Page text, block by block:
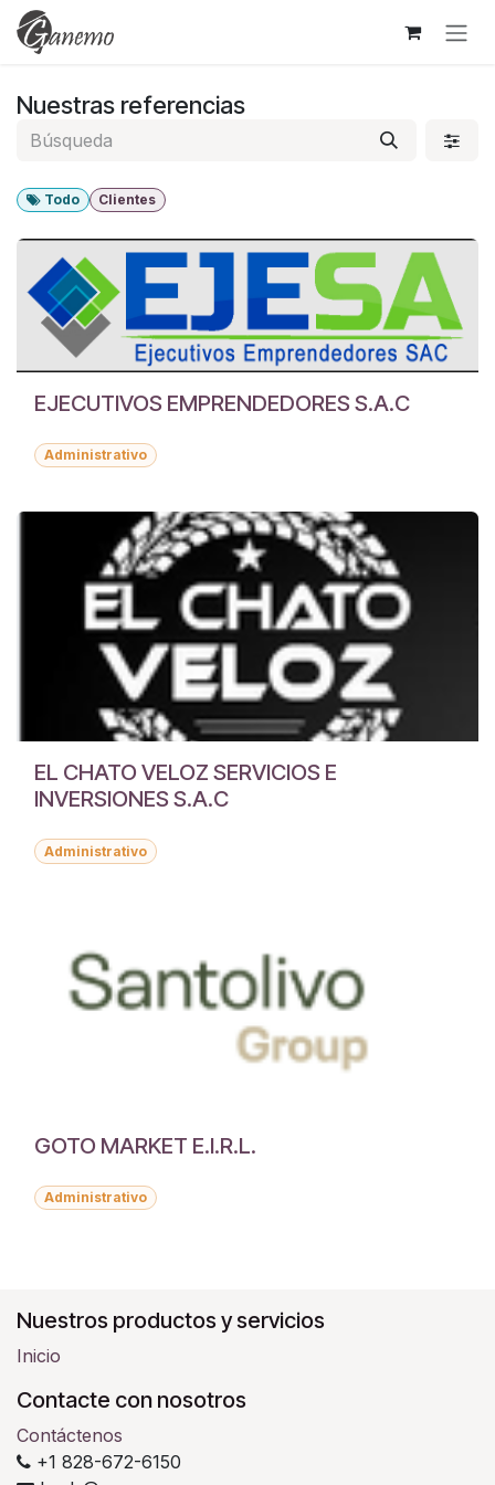
Ir al contenido
Nuestras referencias
Todo Clientes
EJECUTIVOS EMPRENDEDORES S.A.C
Administrativo
EL CHATO VELOZ SERVICIOS E
INVERSIONES S.A.C
Administrativo
GOTO MARKET E.I.R.L.
Administrativo
Nuestros productos y servicios
Inicio
Contacte con nosotros
Contáctenos
+1 828-672-6150